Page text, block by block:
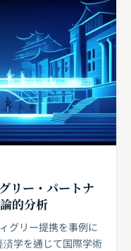
リー・パートナ
的分析
グリー提携を事例に
学を通じて国際学術